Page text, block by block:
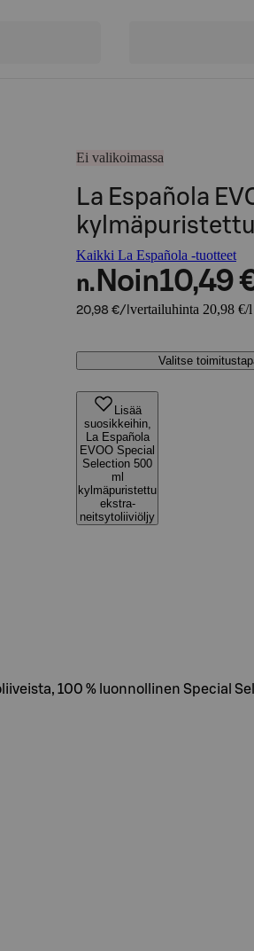
Ei valikoimassa
La Española
Kaikki La Española -tuotteet
n. Noin10,49
20,98 €/l vertailuhinta 20,98 €/l
Valitse
Lisää
suosikkeihin,
La Española
EVOO Special
Selection 500
ml
kylmäpuristettu
ekstra-
neitsytoliiviöljy
100 % luonnollinen Special